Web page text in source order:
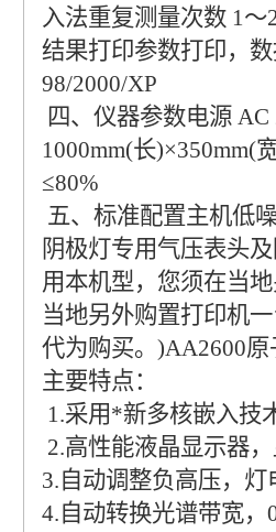
入法重复测量次数 1
结果打印参数打印，
98/2000/XP
四、仪器参数电源
1000mm(长)×350mm(
≤80%
五、标准配置主机低
阴极灯专用气压表头
用本机型，您须在当
当地另外购置打印机
代为购买。)AA2600
主要特点：
1.采用*新多核嵌入技
2.高性能液晶显示器
3.自动调整负高压，灯
4.自动转换光谱带宽，